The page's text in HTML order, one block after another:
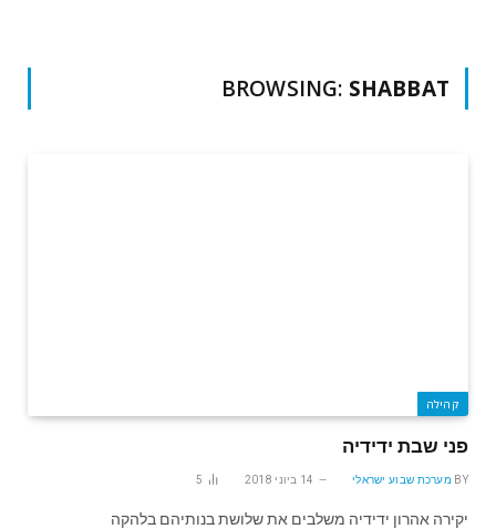
BROWSING: SHABBAT
קהילה
פני שבת ידידיה
BY מערכת שבוע ישראלי 14 ביוני 2018 5
יקירה אהרון ידידיה משלבים את שלושת בנותיהם בלהקה